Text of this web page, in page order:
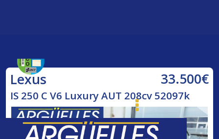
Lexus 33.500€
IS 250 C V6 Luxury AUT 208cv 52097k